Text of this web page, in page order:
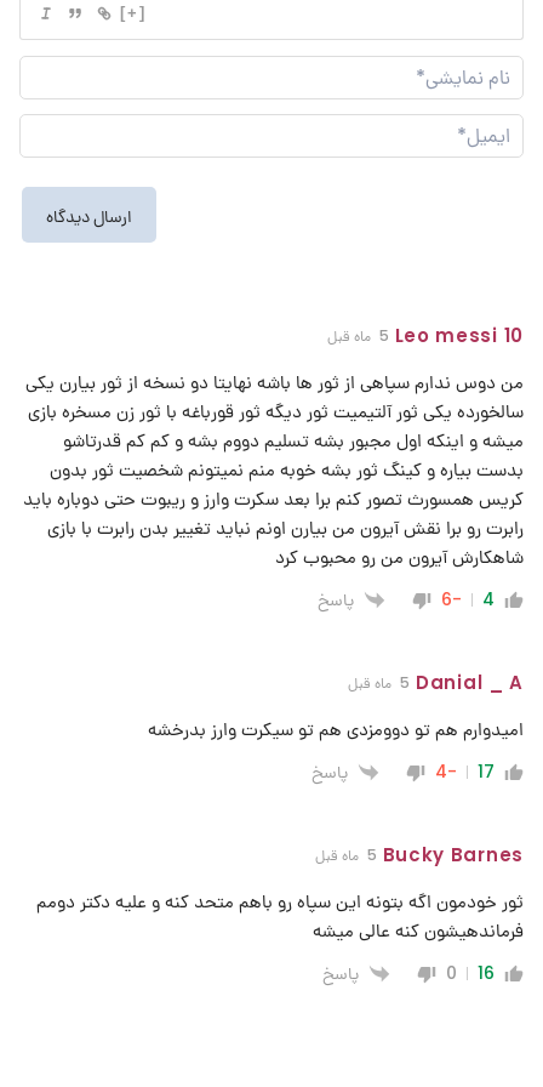
[+]
نام
Leo messi 10 5 ماه قبل
من دوس ندارم سپاهی از ثور ها باشه نهایتا دو نسخه از ثور بیارن یکی
سالخورده یکی ثور آلتیمیت ثور دیگه ثور قورباغه با ثور زن مسخره بازی
میشه و اینکه اول مجبور بشه تسلیم دووم بشه و کم کم قدرتاشو
بدست بیاره و کینگ ثور بشه خوبه منم نمیتونم شخصیت ثور بدون
کریس همسورث تصور کنم برا بعد سکرت وارز و ریبوت حتی دوباره باید
رابرت رو برا نقش آیرون من بیارن اونم نباید تغییر بدن رابرت با بازی
شاهکارش آیرون من رو محبوب کرد
4
-6 پاسخ
Danial _ A 5 ماه قبل
امیدوارم هم تو دوومزدی هم تو سیکرت وارز بدرخشه
17
-4 پاسخ
Bucky Barnes 5 ماه قبل
ثور خودمون اگه بتونه این سپاه رو باهم متحد کنه و علیه دکتر دومم
فرماندهیشون کنه عالی میشه
16
0 پاسخ